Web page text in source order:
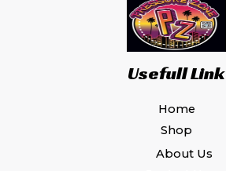
Usefull Link
Home
Shop
About Us